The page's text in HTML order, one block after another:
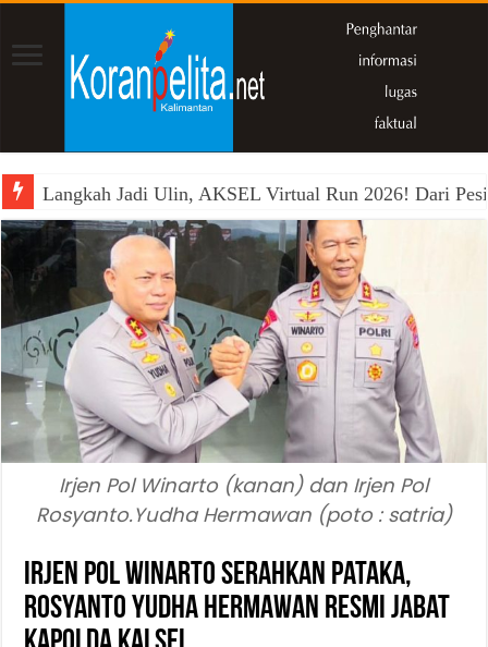
Langkah Jadi Ulin, AKSEL Virtual Run 2026! Dari
Irjen Pol Winarto (kanan) dan Irjen Pol
Rosyanto.Yudha Hermawan (poto : satria)
Irjen Pol Winarto Serahkan Pataka,
Rosyanto Yudha Hermawan Resmi Jabat